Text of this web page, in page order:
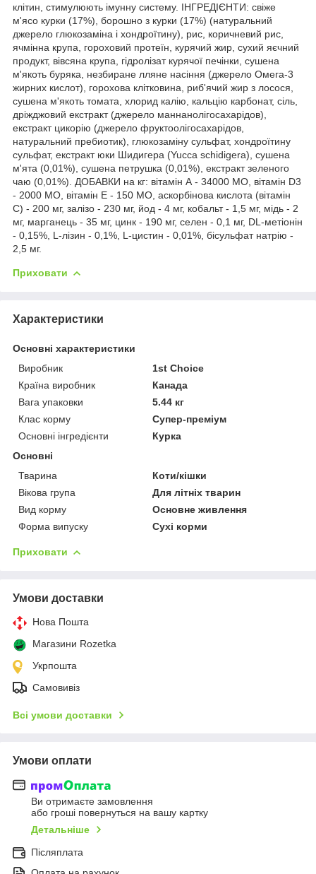
клітин, стимулюють імунну систему. ІНГРЕДІЄНТИ: свіже
м'ясо курки (17%), борошно з курки (17%) (натуральний
джерело глюкозаміна і хондроїтину), рис, коричневий рис,
ячмінна крупа, гороховий протеїн, курячий жир, сухий яєчний
продукт, вівсяна крупа, гідролізат курячої печінки, сушена
м'якоть буряка, незбиране лляне насіння (джерело Омега-3
жирних кислот), горохова клітковина, риб'ячий жир з лосося,
сушена м'якоть томата, хлорид калію, кальцію карбонат, сіль,
дріжджовий екстракт (джерело маннанолігосахарідов),
екстракт цикорію (джерело фруктоолігосахарідов,
натуральний пребиотик), глюкозаміну сульфат, хондроїтину
сульфат, екстракт юки Шидигера (Yucca schidigera), сушена
м'ята (0,01%), сушена петрушка (0,01%), екстракт зеленого
чаю (0,01%). ДОБАВКИ на кг: вітамін А - 34000 МО, вітамін D3
- 2000 МО, вітамін Е - 150 МО, аскорбінова кислота (вітамін
С) - 200 мг, залізо - 230 мг, йод - 4 мг, кобальт - 1,5 мг, мідь - 2
мг, марганець - 35 мг, цинк - 190 мг, селен - 0,1 мг, DL-метіонін
- 0,15%, L-лізин - 0,1%, L-цистин - 0,01%, бісульфат натрію -
2,5 мг.
Приховати
Характеристики
Основні характеристики
Виробник
1st Choice
Країна виробник
Канада
Вага упаковки
5.44 кг
Клас корму
Супер-преміум
Основні інгредієнти
Курка
Основні
Тварина
Коти/кішки
Вікова група
Для літніх тварин
Вид корму
Основне живлення
Форма випуску
Сухі корми
Приховати
Умови доставки
Нова Пошта
Магазини Rozetka
Укрпошта
Самовивіз
Всі умови доставки
Умови оплати
Ви отримаєте замовлення
або гроші повернуться на вашу картку
Детальніше
Післяплата